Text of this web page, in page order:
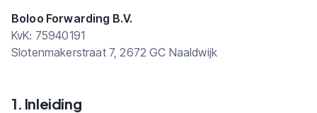
Boloo Forwarding B.V.
KvK: 75940191
Slotenmakerstraat 7, 2672 GC Naaldwijk
1. Inleiding